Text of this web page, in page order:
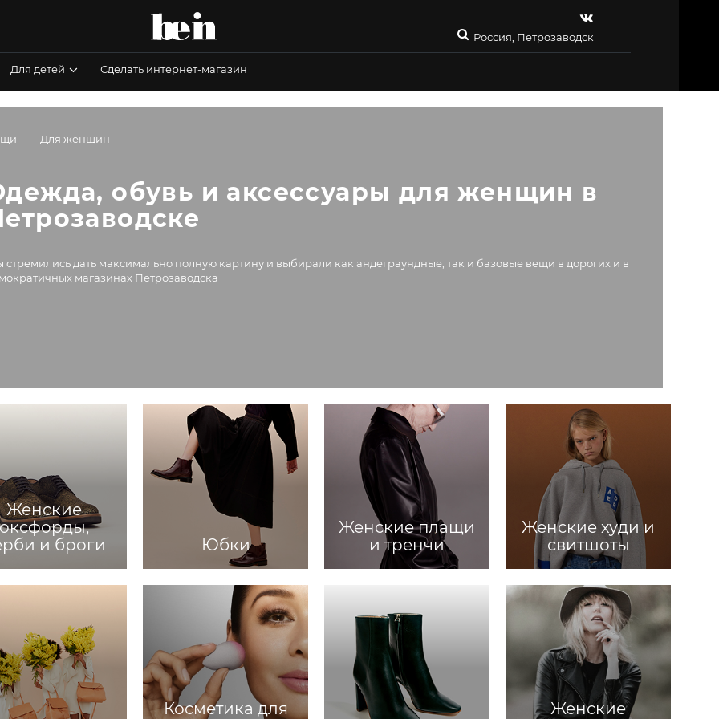
Россия, Петрозаводск
Для детей Сделать интернет-магазин
Для женщин
обувь и аксессуары для женщин в
дать максимально полную картину и выбирали как андеграундные, так и базовые вещи в дорогих и в
магазинах Петрозаводска
Женские
оксфорды,
и броги
Юбки
Женские плащи
и тренчи
Женские худи и
свитшоты
Косметика для
Женские